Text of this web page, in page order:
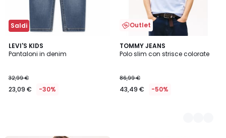
Saldi
LEVI'S KIDS
Pantaloni in denim
32,99 €
23,09 € -30%
Outlet
TOMMY JEANS
Polo slim con strisce colorate
86,99 €
43,49 € -50%
3
Colori